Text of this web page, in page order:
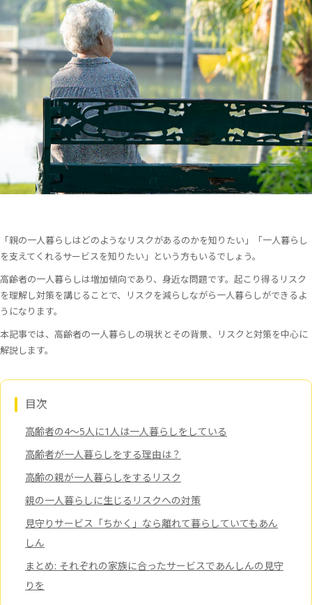
「親の一人暮らしはどのようなリスクがあるのかを知りたい」「一人暮らし
を支えてくれるサービスを知りたい」という方もいるでしょう。
高齢者の一人暮らしは増加傾向であり、身近な問題です。起こり得るリスク
を理解し対策を講じることで、リスクを減らしながら一人暮らしができるよ
うになります。
本記事では、高齢者の一人暮らしの現状とその背景、リスクと対策を中心に
解説します。
目次
高齢者の4～5人に1人は一人暮らしをしている
高齢者が一人暮らしをする理由は？
高齢の親が一人暮らしをするリスク
親の一人暮らしに生じるリスクへの対策
見守りサービス「ちかく」なら離れて暮らしていてもあん
しん
まとめ: それぞれの家族に合ったサービスであんしんの見守
りを